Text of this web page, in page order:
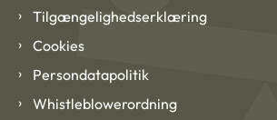
Tilgængelighedserklæring
Cookies
Persondatapolitik
Whistleblowerordning